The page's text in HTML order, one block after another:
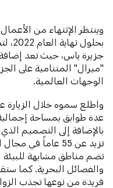
وينتظر الإنتهاء من
جزيرة ياس، حيث تعد
"ميرال" المتنامية على
الوجهات العالمية.
واطلع سموه خلال
بالإضافة إلى التصميم
تزيد عن 55 عاماً
تضم مناطق مشابهة للبيئة
والفصائل البحرية. كما
فريدة من نوعها تجذب